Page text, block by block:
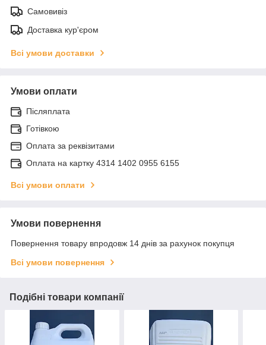
Самовивіз
Доставка кур'єром
Всі умови доставки
Умови оплати
Післяплата
Готівкою
Оплата за реквізитами
Оплата на картку 4314 1402 0955 6155
Всі умови оплати
Умови повернення
Повернення товару впродовж 14 днів за рахунок покупця
Всі умови повернення
Подібні товари компанії